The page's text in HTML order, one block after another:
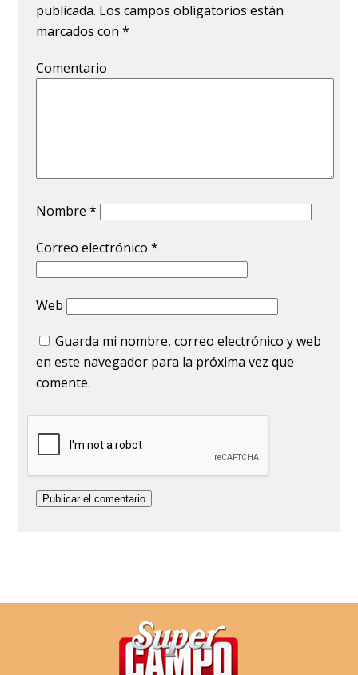
publicada. Los campos obligatorios están
marcados con*
Comentario
Nombre*
Correo electrónico*
Web
Guarda mi nombre, correo electrónico y web
en este navegador para la próxima vez que
comente.